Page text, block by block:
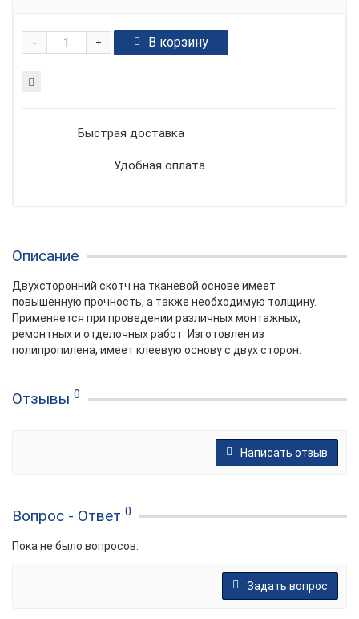
+
- В корзину
Быстрая доставка
Удобная оплата
Описание
Двухсторонний скотч на тканевой основе имеет
повышенную прочность, а также необходимую толщину.
Применяется при проведении различных монтажных,
ремонтных и отделочных работ. Изготовлен из
полипропилена, имеет клеевую основу с двух сторон.
Отзывы 0
Написать отзыв
Вопрос - Ответ 0
Пока не было вопросов.
Задать вопрос